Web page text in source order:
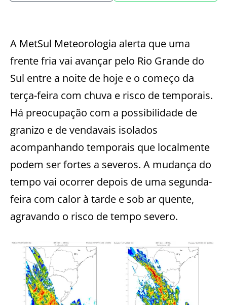
A MetSul Meteorologia alerta que uma
frente fria vai avançar pelo Rio Grande do
Sul entre a noite de hoje e o começo da
terça-feira com chuva e risco de temporais.
Há preocupação com a possibilidade de
granizo e de vendavais isolados
acompanhando temporais que localmente
podem ser fortes a severos. A mudança do
tempo vai ocorrer depois de uma segunda-
feira com calor à tarde e sob ar quente,
agravando o risco de tempo severo.